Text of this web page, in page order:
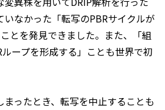
なかった「転写のPBRサイクルが
とを発見できました。また、「組
ープを形成する」ことも世界で初
ったとき、転写を中止することも